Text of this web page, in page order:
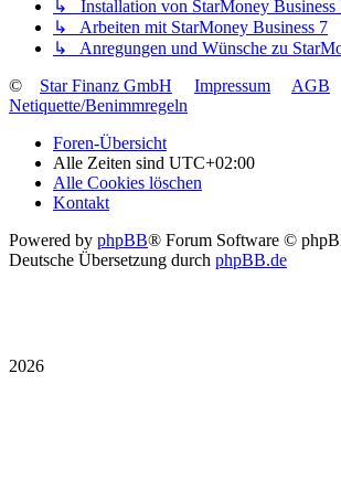
↳ Installation von StarMoney Business
↳ Arbeiten mit StarMoney Business 7
↳ Anregungen und Wünsche zu
©
Star Finanz GmbH Impressum AGB
Netiquette/Benimmregeln
Foren-Übersicht
Alle Zeiten sind UTC+02:00
Alle Cookies löschen
Kontakt
Powered by phpBB® Forum Software ©
Deutsche Übersetzung durch phpBB.de
2026